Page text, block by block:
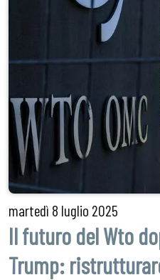
martedì 8 luglio 2025
Il futuro del Wto
Trump: